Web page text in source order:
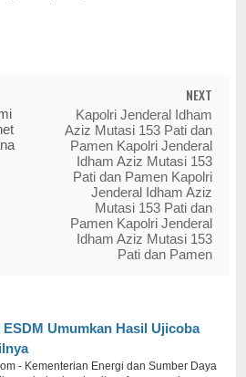
NEXT
Kapolri Jenderal Idham
Aziz Mutasi 153 Pati dan
Pamen Kapolri Jenderal
Idham Aziz Mutasi 153
Pati dan Pamen Kapolri
Jenderal Idham Aziz
Mutasi 153 Pati dan
Pamen Kapolri Jenderal
Idham Aziz Mutasi 153
Pati dan Pamen
Umumkan Hasil Ujicoba
- Kementerian Energi dan Sumber Daya